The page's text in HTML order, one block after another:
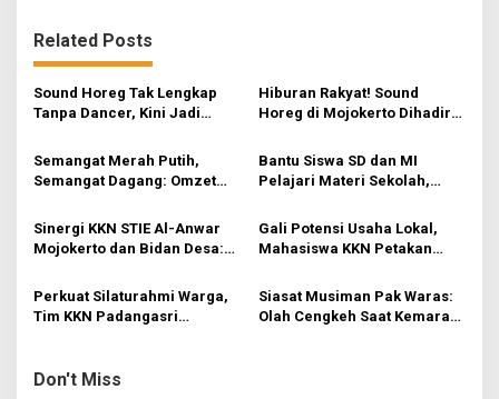
n
a
v
g
a
t
i
o
n
Related Posts
Sound Horeg Tak Lengkap
Tanpa Dancer, Kini Jadi
Hiburan Rakyat! Sound
Horeg di Mojokerto Dihadiri
Semangat Merah Putih,
Semangat Dagang: Omzet
Ratusan Ribu
Bantu Siswa SD dan MI
Pelajari Materi Sekolah,
Inisiasi Bimbel Ceria di Desa
Jatirejo
Sinergi KKN STIE Al-Anwar
Mojokerto dan Bidan Desa:
Al-Anwar Mojokerto
Kampanyekan Hidup Bersih
di Desa Mojogeneng
Gali Potensi Usaha Lokal,
Mahasiswa KKN Petakan
Pisang ‘Skecho Krispi’ di
Desa Rejosari
Perkuat Silaturahmi Warga,
Tim KKN Padangasri
Pemantapan Program
Siasat Musiman Pak Waras:
Olah Cengkeh Saat Kemarau,
Don't Miss